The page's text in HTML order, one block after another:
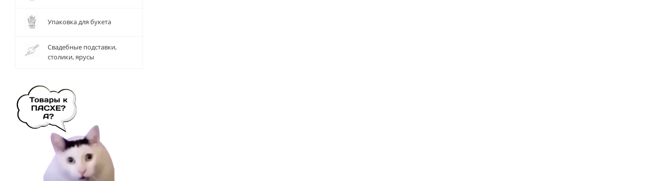
Упаковка для букета
Свадебные подставки,
столики, ярусы